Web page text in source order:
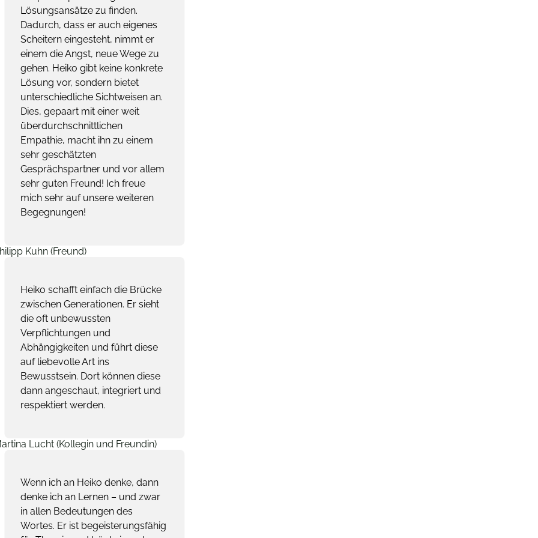
Lösungsansätze zu finden.
Dadurch, dass er auch eigenes
Scheitern eingesteht, nimmt er
einem die Angst, neue Wege zu
gehen. Heiko gibt keine konkrete
Lösung vor, sondern bietet
unterschiedliche Sichtweisen an.
Dies, gepaart mit einer weit
überdurchschnittlichen
Empathie, macht ihn zu einem
sehr geschätzten
Gesprächspartner und vor allem
sehr guten Freund! Ich freue
mich sehr auf unsere weiteren
Begegnungen!
Kuhn (Freund)
Heiko schafft einfach die Brücke
zwischen Generationen. Er sieht
die oft unbewussten
Verpflichtungen und
Abhängigkeiten und führt diese
auf liebevolle Art ins
Bewusstsein. Dort können diese
dann angeschaut, integriert und
respektiert werden.
Lucht (Kollegin und Freundin)
Wenn ich an Heiko denke, dann
denke ich an Lernen – und zwar
in allen Bedeutungen des
Wortes. Er ist begeisterungsfähig